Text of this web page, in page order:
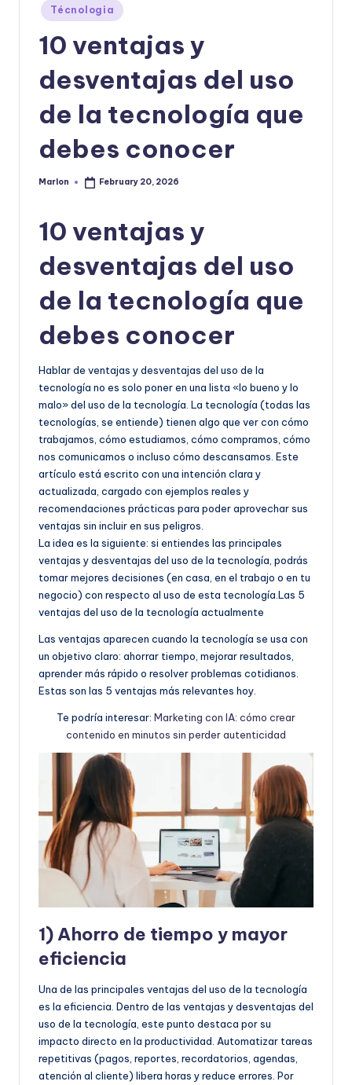
D
is
o
Posted
in
Técnologia
10 ventajas y
desventajas del uso
de la tecnología que
debes conocer
Posted
Marlon February 20, 2026
10 ventajas y
desventajas del uso
de la tecnología que
debes conocer
Hablar de ventajas y desventajas del uso de la
tecnología no es solo poner en una lista «lo bueno y lo
malo» del uso de la tecnología. La tecnología (todas las
tecnologías, se entiende) tienen algo que ver con cómo
trabajamos, cómo estudiamos, cómo compramos, cómo
nos comunicamos o incluso cómo descansamos. Este
artículo está escrito con una intención clara y
actualizada, cargado con ejemplos reales y
recomendaciones prácticas para poder aprovechar sus
ventajas sin incluir en sus peligros.
La idea es la siguiente: si entiendes las principales
ventajas y desventajas del uso de la tecnología, podrás
tomar mejores decisiones (en casa, en el trabajo o en tu
negocio) con respecto al uso de esta tecnología.Las 5
ventajas del uso de la tecnología actualmente
Las ventajas aparecen cuando la tecnología se usa con
un objetivo claro: ahorrar tiempo, mejorar resultados,
aprender más rápido o resolver problemas cotidianos.
Estas son las 5 ventajas más relevantes hoy.
Te podría interesar: Marketing con IA: cómo crear
contenido en minutos sin perder autenticidad
1) Ahorro de tiempo y mayor
eficiencia
Una de las principales ventajas del uso de la tecnología
es la eficiencia. Dentro de las ventajas y desventajas del
uso de la tecnología, este punto destaca por su
impacto directo en la productividad. Automatizar tareas
repetitivas (pagos, reportes, recordatorios, agendas,
atención al cliente) libera horas y reduce errores. Por